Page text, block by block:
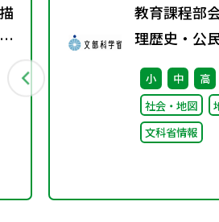
教育課程部
理歴史・公
（第5回）
小 中 高
社会・地図
文科省情報